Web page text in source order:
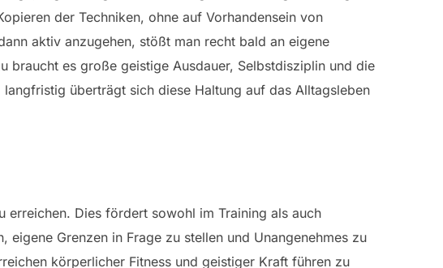
der Techniken, ohne auf Vorhandensein von
aktiv anzugehen, stößt man recht bald an eigene
braucht es große geistige Ausdauer, Selbstdisziplin und die
überträgt sich diese Haltung auf das Alltagsleben
erreichen. Dies fördert sowohl im Training als auch
Grenzen in Frage zu stellen und Unangenehmes zu
körperlicher Fitness und geistiger Kraft führen zu